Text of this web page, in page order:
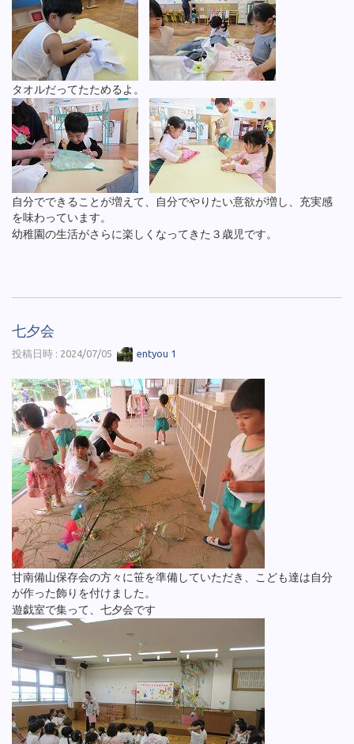
タオルだってたためるよ。
自分でできることが増えて、自分でやりたい意欲が増し、充実感
を味わっています。
幼稚園の生活がさらに楽しくなってきた３歳児です。
七夕会
投稿日時 : 2024/07/05 entyou 1
甘南備山保存会の方々に笹を準備していただき、こども達は自分
が作った飾りを付けました。
遊戯室で集って、七夕会です